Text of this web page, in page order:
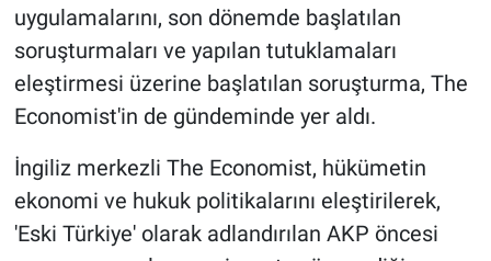
uygulamalarını, son dönemde başlatılan
soruşturmaları ve yapılan tutuklamaları
eleştirmesi üzerine başlatılan soruşturma, The
Economist'in de gündeminde yer aldı.
İngiliz merkezli The Economist, hükümetin
ekonomi ve hukuk politikalarını eleştirilerek,
'Eski Türkiye' olarak adlandırılan AKP öncesi
Kimdir
Kültür Sanat
Ne demişti